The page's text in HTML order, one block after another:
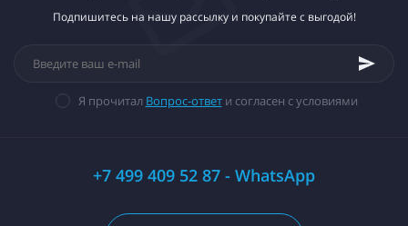
Подпишитесь на нашу рассылку и покупайте с выгодой!
Я прочитал Вопрос-ответи согласен с условиями
+7 499 409 52 87 - WhatsApp